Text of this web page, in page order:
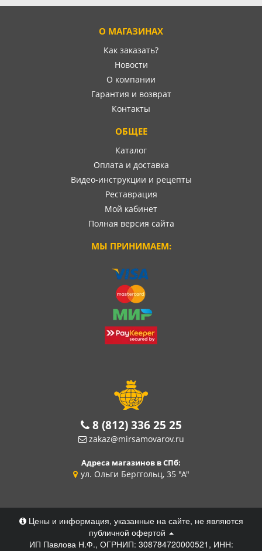
О МАГАЗИНАХ
Как заказать?
Новости
О компании
Гарантия и возврат
Контакты
ОБЩЕЕ
Каталог
Оплата и доставка
Видео-инструкции и рецепты
Реставрация
Мой кабинет
Полная версия сайта
МЫ ПРИНИМАЕМ:
8 (812) 336 25 25
zakaz@mirsamovarov.ru
Адреса магазинов в СПб:
ул. Ольги Берггольц, 35 "А"
Цены и информация, указанные на сайте, не являются
публичной офертой
ИП Павлова Н.Ф., ОГРНИП: 308784720000521, ИНН: